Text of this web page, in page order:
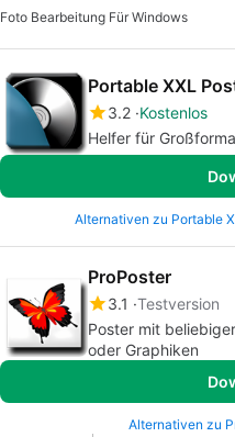
Foto Bearbeitung Für Windows
Portable XXL
3.2 Kostenlos
Helfer für
Alternativen zu Portable
ProPoster
3.1 Testversion
Poster mit
oder Graphiken
Alternativen zu